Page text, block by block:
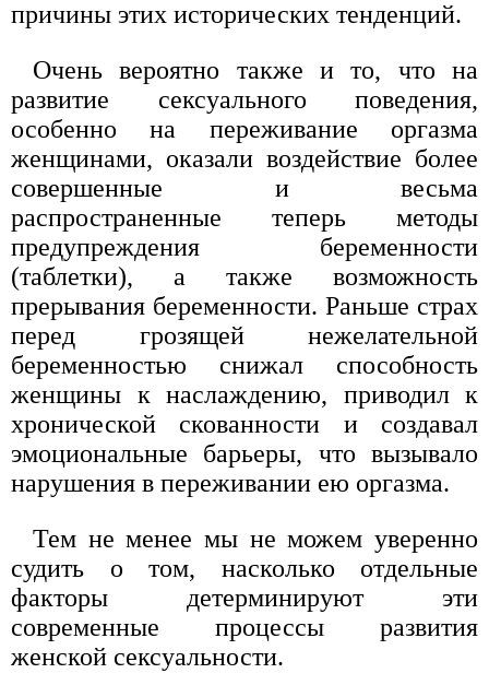
причины этих исторических тенденций.
Очень вероятно также и то, что на
развитие сексуального поведения,
особенно на переживание оргазма
женщинами, оказали воздействие более
совершенные и весьма
распространенные теперь методы
предупреждения беременности
(таблетки), а также возможность
прерывания беременности. Раньше страх
перед грозящей нежелательной
беременностью снижал способность
женщины к наслаждению, приводил к
хронической скованности и создавал
эмоциональные барьеры, что вызывало
нарушения в переживании ею оргазма.
Тем не менее мы не можем уверенно
судить о том, насколько отдельные
факторы детерминируют эти
современные процессы развития
женской сексуальности.